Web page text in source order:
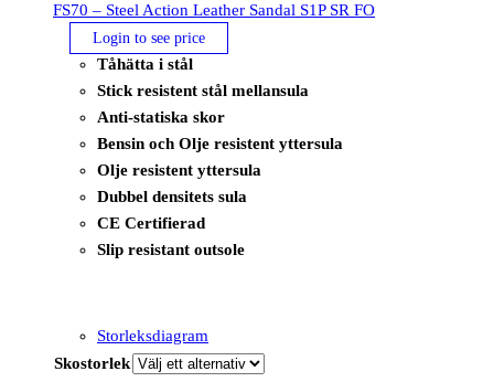
FS70 – Steel Action Leather Sandal S1P SR FO
Login to see price
Tåhätta i stål
Stick resistent stål mellansula
Anti-statiska skor
Bensin och Olje resistent yttersula
Olje resistent yttersula
Dubbel densitets sula
CE Certifierad
Slip resistant outsole
Storleksdiagram
Skostorlek